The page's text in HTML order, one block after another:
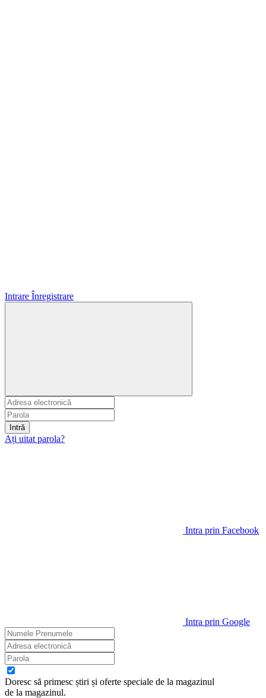
Intrare Înregistrare
Intră
Ați uitat parola?
Intra prin Facebook
Intra prin Google
Doresc să primesc știri și oferte speciale de la magazinul
de la magazinul.